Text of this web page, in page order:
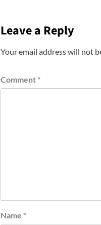
Leave a Reply
Your email address will not
Comment *
Name *